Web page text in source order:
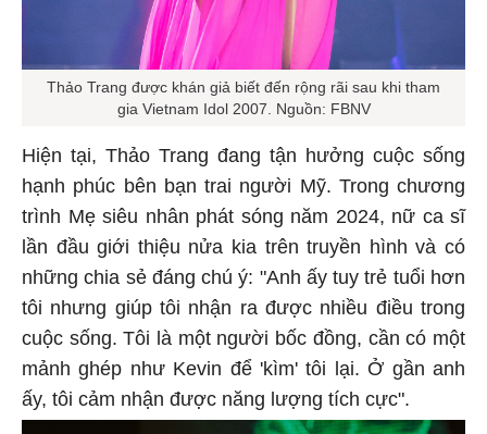
Thảo Trang được khán giả biết đến rộng rãi sau khi tham
gia Vietnam Idol 2007. Nguồn: FBNV
Hiện tại, Thảo Trang đang tận hưởng cuộc sống
hạnh phúc bên bạn trai người Mỹ. Trong chương
trình Mẹ siêu nhân phát sóng năm 2024, nữ ca sĩ
lần đầu giới thiệu nửa kia trên truyền hình và có
những chia sẻ đáng chú ý: "Anh ấy tuy trẻ tuổi hơn
tôi nhưng giúp tôi nhận ra được nhiều điều trong
cuộc sống. Tôi là một người bốc đồng, cần có một
mảnh ghép như Kevin để 'kìm' tôi lại. Ở gần anh
ấy, tôi cảm nhận được năng lượng tích cực".